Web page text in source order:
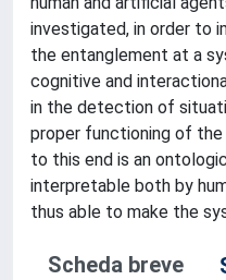
investigated, in order to
the entanglement at a
cognitive and
in the detection of
proper functioning of
to this end is an
interpretable both by
thus able to make the
Scheda breve